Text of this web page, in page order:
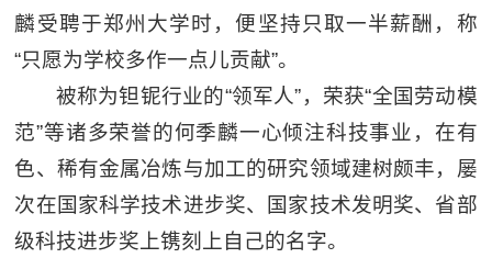
麟受聘于郑州大学时，便坚持只取一半薪酬，称
“只愿为学校多作一点儿贡献”。
被称为钽铌行业的“领军人”，荣获“全国劳动模
范”等诸多荣誉的何季麟一心倾注科技事业，在有
色、稀有金属冶炼与加工的研究领域建树颇丰，屡
次在国家科学技术进步奖、国家技术发明奖、省部
级科技进步奖上镌刻上自己的名字。